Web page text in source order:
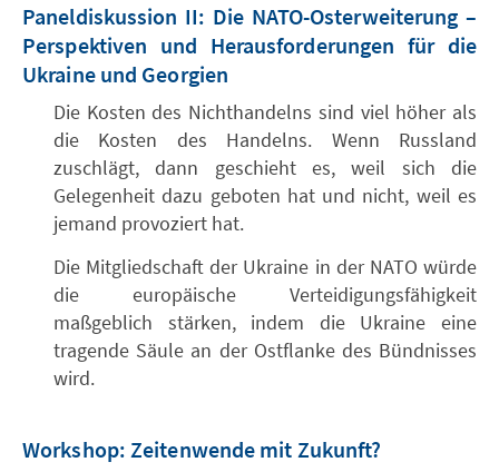
Paneldiskussion II: Die NATO-Osterweiterung –
Perspektiven und Herausforderungen für die
Ukraine und Georgien
Die Kosten des Nichthandelns sind viel höher als
die Kosten des Handelns. Wenn Russland
zuschlägt, dann geschieht es, weil sich die
Gelegenheit dazu geboten hat und nicht, weil es
jemand provoziert hat.
Die Mitgliedschaft der Ukraine in der NATO würde
die europäische Verteidigungsfähigkeit
maßgeblich stärken, indem die Ukraine eine
tragende Säule an der Ostflanke des Bündnisses
wird.
Workshop: Zeitenwende mit Zukunft?